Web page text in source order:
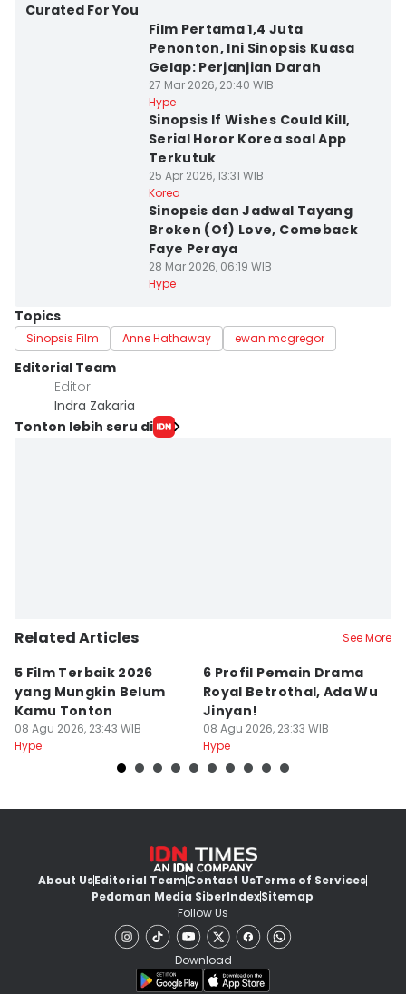
Curated For You
Film Pertama 1,4 Juta
Penonton, Ini Sinopsis Kuasa
Gelap: Perjanjian Darah
27 Mar 2026, 20:40 WIB
Hype
Sinopsis If Wishes Could Kill,
Serial Horor Korea soal App
Terkutuk
25 Apr 2026, 13:31 WIB
Korea
Sinopsis dan Jadwal Tayang
Broken (Of) Love, Comeback
Faye Peraya
28 Mar 2026, 06:19 WIB
Hype
Topics
Sinopsis Film Anne Hathaway ewan mcgregor
Editorial Team
Editor
Indra Zakaria
Tonton lebih seru di
Related Articles See More
5 Film Terbaik 2026
yang Mungkin Belum
Kamu Tonton
08 Agu 2026, 23:43 WIB
Hype
6 Profil Pemain Drama
Royal Betrothal, Ada Wu
Jinyan!
08 Agu 2026, 23:33 WIB
Hype
About UsEditorial TeamContact UsTerms of Services
Pedoman Media SiberIndexSitemap
Follow Us
Download